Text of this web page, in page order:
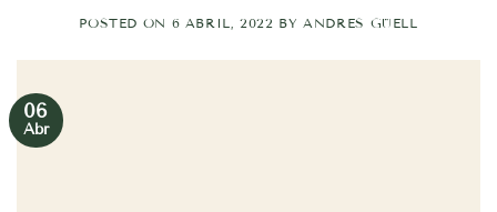
POSTED ON 6 ABRIL, 2022 BY ANDRES GÜELL
06
Abr